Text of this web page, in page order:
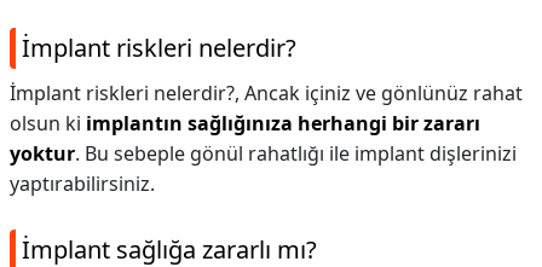
İmplant riskleri nelerdir?
İmplant riskleri nelerdir?, Ancak içiniz ve gönlünüz rahat
olsun ki implantın sağlığınıza herhangi bir zararı
yoktur. Bu sebeple gönül rahatlığı ile implant dişlerinizi
yaptırabilirsiniz.
İmplant sağlığa zararlı mı?